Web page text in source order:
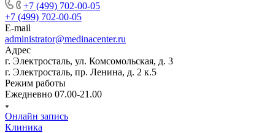
+7 (499) 702-00-05
+7 (499) 702-00-05
E-mail
administrator@medinacenter.ru
Адрес
г. Электросталь, ул. Комсомольская, д. 3
г. Электросталь, пр. Ленина, д. 2 к.5
Режим работы
Ежедневно 07.00-21.00
Онлайн запись
Клиника